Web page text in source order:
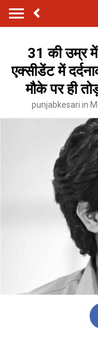
31 की उम्र
एक्सीडेंट में
मौके पर ही
punjabkesari.in